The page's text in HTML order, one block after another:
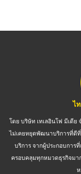
ไ
โดย บริษัท เทเลอินโฟ มีเดีย
ไม่เคยหยุดพัฒนาบริการที่ดี
บริการ จากผู้ประกอบการ
ครอบคลุมทุกหมวดธุรกิจมา